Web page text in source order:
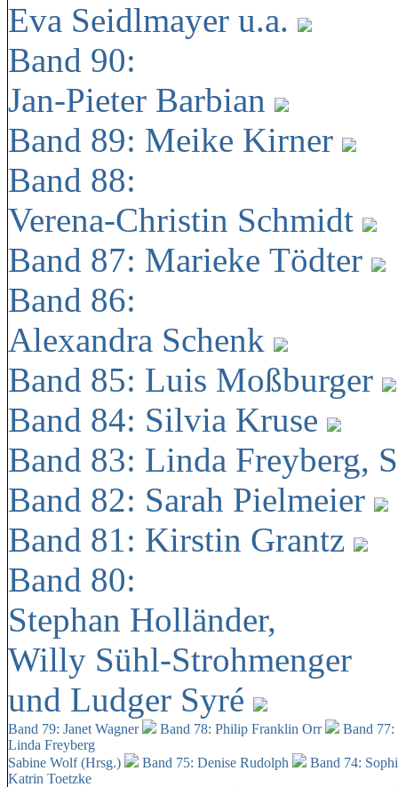
Eva Seidlmayer u.a.
Band 90:
Jan-Pieter Barbian
Band 89: Meike Kirner
Band 88:
Verena-Christin Schmidt
Band 87: Marieke Tödter
Band 86:
Alexandra Schenk
Band 85: Luis Moßburger
Band 84: Silvia Kruse
Band 83: Linda Freyberg,
Band 82: Sarah Pielmeier
Band 81: Kirstin Grantz
Band 80:
Stephan Holländer,
Willy Sühl-Strohmenger
und Ludger Syré
Band 79: Janet Wagner Band 78: Philip Franklin Orr
Band
Linda Freyberg
Sabine Wolf (Hrsg.)
Band 75: Denise Rudolph
Band 74:
Katrin Toetzke